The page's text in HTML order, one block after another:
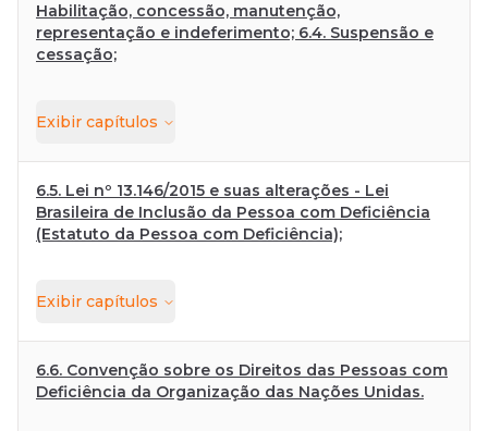
Habilitação, concessão, manutenção,
representação e indeferimento; 6.4. Suspensão e
cessação;
Exibir capítulos
6.5. Lei nº 13.146/2015 e suas alterações - Lei
Brasileira de Inclusão da Pessoa com Deficiência
(Estatuto da Pessoa com Deficiência);
Exibir capítulos
6.6. Convenção sobre os Direitos das Pessoas com
Deficiência da Organização das Nações Unidas.